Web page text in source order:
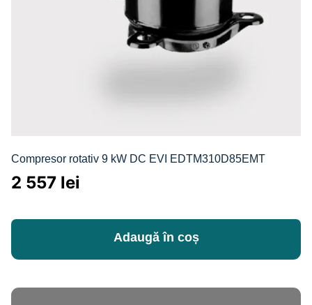
Compresor rotativ 9 kW DC EVI EDTM310D85EMT
2 557 lei
Adaugă în coș